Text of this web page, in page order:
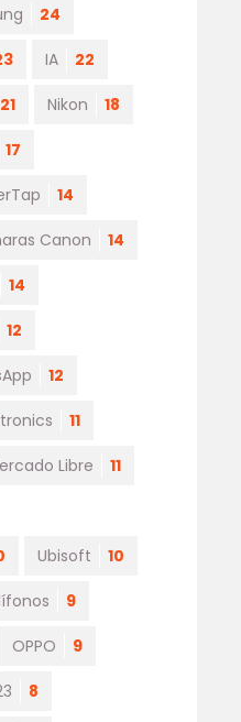
24
IA 22
21 Nikon 18
17
14
Canon 14
14
12
12
11
Libre 11
Ubisoft 10
9
OPPO 9
8